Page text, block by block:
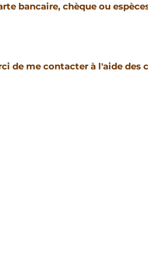
bancaire, chèque ou
de me contacter à l'aide des